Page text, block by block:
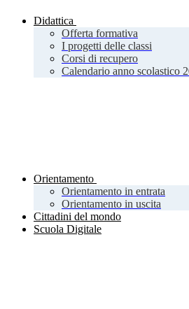
Didattica
Offerta formativa
I progetti delle classi
Corsi di recupero
Calendario anno scolastico
Orientamento
Orientamento in entrata
Orientamento in uscita
Cittadini del mondo
Scuola Digitale